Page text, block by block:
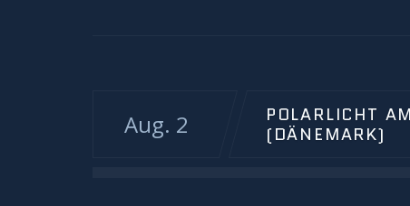
Aug. 2
POLARLICHT
(DÄNEMARK)